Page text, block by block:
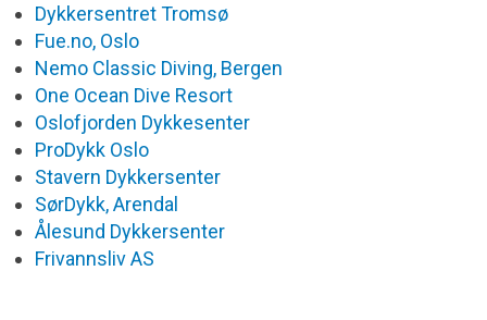
Dykkersentret Tromsø
Fue.no, Oslo
Nemo Classic Diving, Bergen
One Ocean Dive Resort
Oslofjorden Dykkesenter
ProDykk Oslo
Stavern Dykkersenter
SørDykk, Arendal
Ålesund Dykkersenter
Frivannsliv AS